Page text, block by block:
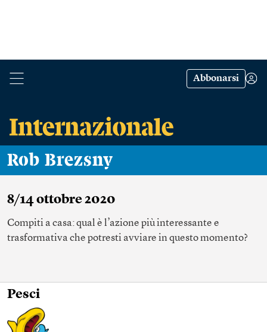
Abbonarsi
Rob Brezsny
8/14 ottobre 2020
Compiti a casa: qual è l’azione più interessante e
trasformativa che potresti avviare in questo momento?
Pesci